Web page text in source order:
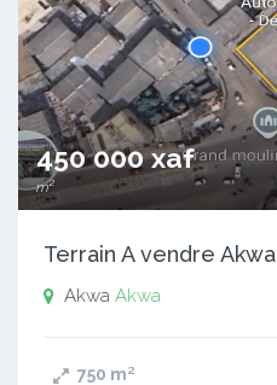
450 000 xaf
m²
Terrain A vendre Akwa
Akwa Akwa
750 m²